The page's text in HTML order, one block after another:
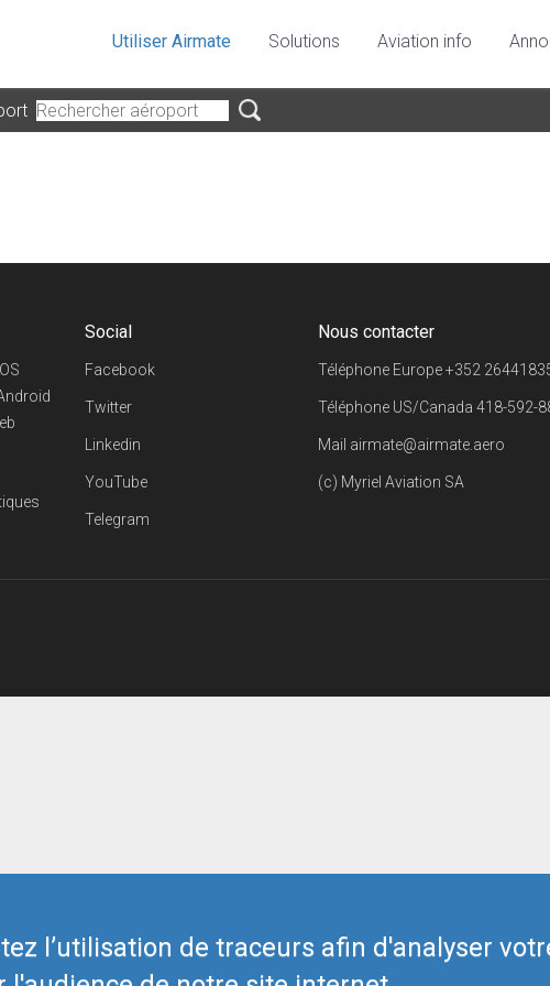
l’utilisation de traceurs afin d'analyser
Utiliser Airmate Solutions Aviation info
Social
Facebook
Twitter
Linkedin
YouTube
Telegram
Nous contacter
Téléphone Europe+352
Téléphone US/Canada418-592-
Mail airmate@airmate.aero
(c) Myriel Aviation SA